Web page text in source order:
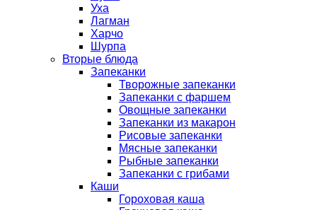
Уха
Лагман
Харчо
Шурпа
Вторые блюда
Запеканки
Творожные запеканки
Запеканки с фаршем
Овощные запеканки
Запеканки из макарон
Рисовые запеканки
Мясные запеканки
Рыбные запеканки
Запеканки с грибами
Каши
Гороховая каша